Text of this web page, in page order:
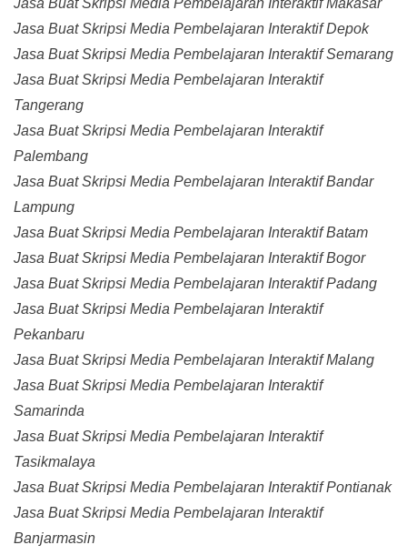
Jasa Buat Skripsi Media Pembelajaran Interaktif Makasar
Jasa Buat Skripsi Media Pembelajaran Interaktif Depok
Jasa Buat Skripsi Media Pembelajaran Interaktif Semarang
Jasa Buat Skripsi Media Pembelajaran Interaktif
Tangerang
Jasa Buat Skripsi Media Pembelajaran Interaktif
Palembang
Jasa Buat Skripsi Media Pembelajaran Interaktif Bandar
Lampung
Jasa Buat Skripsi Media Pembelajaran Interaktif Batam
Jasa Buat Skripsi Media Pembelajaran Interaktif Bogor
Jasa Buat Skripsi Media Pembelajaran Interaktif Padang
Jasa Buat Skripsi Media Pembelajaran Interaktif
Pekanbaru
Jasa Buat Skripsi Media Pembelajaran Interaktif Malang
Jasa Buat Skripsi Media Pembelajaran Interaktif
Samarinda
Jasa Buat Skripsi Media Pembelajaran Interaktif
Tasikmalaya
Jasa Buat Skripsi Media Pembelajaran Interaktif Pontianak
Jasa Buat Skripsi Media Pembelajaran Interaktif
Banjarmasin